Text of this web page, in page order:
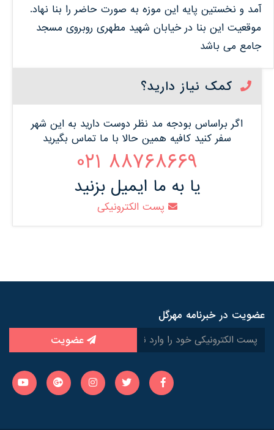
آمد و نخستین پایه این موزه به صورت حاضر را بنا نهاد.
موقعیت این بنا در خیابان شهید مطهری روبروی مسجد
جامع می باشد
کمک نیاز دارید؟
اگر براساس بودجه مد نظر دوست دارید به این شهر
سفر کنید کافیه همین حالا با ما تماس بگیرید
88768669 021
یا به ما ایمیل بزنید
پست الکترونیکی
عضویت در خبرنامه مهرگل
عضویت